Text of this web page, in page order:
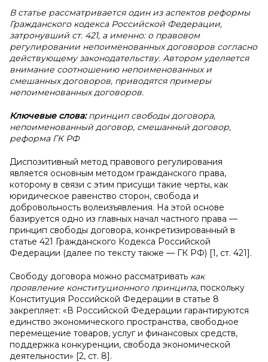
В статье рассматривается один из аспектов реформы
Гражданского кодекса Российской Федерации,
затронувший ст. 421, а именно: о правовом
регулировании непоименованных договоров согласно
действующему законодательству. Автором уделяется
внимание соотношению непоименованных и
смешанных договоров, приводятся примеры
непоименованных договоров.
Ключевые слова:принцип свободы договора,
непоименованный договор, смешанный договор,
реформа ГК РФ
Диспозитивный метод правового регулирования
является основным методом гражданского права,
которому в связи с этим присущи такие черты, как
юридическое равенство сторон, свобода и
добровольность волеизъявления. На этой основе
базируется одно из главных начал частного права —
принцип свободы договора, конкретизированный в
статье 421 Гражданского Кодекса Российской
Федерации (далее по тексту также — ГК РФ) [1, ст. 421].
Свободу договора можно рассматривать как
проявление конституционного принципа, поскольку
Конституция Российской Федерации в статье 8
закрепляет: «В Российской Федерации гарантируются
единство экономического пространства, свободное
перемещение товаров, услуг и финансовых средств,
поддержка конкуренции, свобода экономической
деятельности» [2, ст. 8].